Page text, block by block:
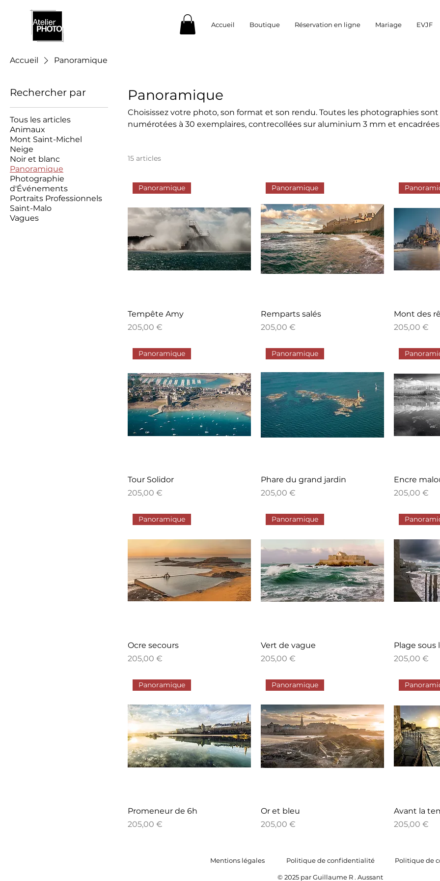
Accueil Boutique Réservation en ligne Mariage EVJF
Accueil Panoramique
Rechercher par
Tous les articles
Animaux
Mont Saint-Michel
Neige
Noir et blanc
Panoramique
Photographie
d'Événements
Portraits Professionnels
Saint-Malo
Vagues
Panoramique
Choisissez votre photo, son format et son rendu. Toutes les photographies sont
numérotées à 30 exemplaires, contrecollées sur aluminium 3 mm et
15 articles
Panoramique
Tempête Amy
Prix
205,00 €
Panoramique
Remparts salés
Prix
205,00 €
Mont des
Prix
205,00 €
Panoramique
Tour Solidor
Prix
205,00 €
Panoramique
Phare du grand jardin
Prix
205,00 €
Encre
Prix
205,00 €
Panoramique
Ocre secours
Prix
205,00 €
Panoramique
Vert de vague
Prix
205,00 €
Plage sous
Prix
205,00 €
Panoramique
Promeneur de 6h
Prix
205,00 €
Panoramique
Or et bleu
Prix
205,00 €
Avant la
Prix
205,00 €
Mentions légales Politique de confidentialité Politique de
© 2025 par Guillaume R . Aussant